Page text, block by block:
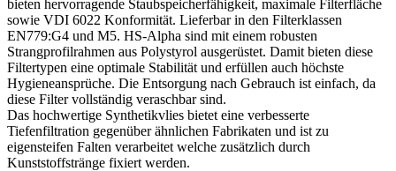
bieten hervorragende Staubspeicherfähigkeit, maximale Filterfläche
sowie VDI 6022 Konformität. Lieferbar in den Filterklassen
EN779:G4 und M5. HS-Alpha sind mit einem robusten
Strangprofilrahmen aus Polystyrol ausgerüstet. Damit bieten diese
Filtertypen eine optimale Stabilität und erfüllen auch höchste
Hygieneansprüche. Die Entsorgung nach Gebrauch ist einfach, da
diese Filter vollständig veraschbar sind.
Das hochwertige Synthetikvlies bietet eine verbesserte
Tiefenfiltration gegenüber ähnlichen Fabrikaten und ist zu
eigensteifen Falten verarbeitet welche zusätzlich durch
Kunststoffstränge fixiert werden.